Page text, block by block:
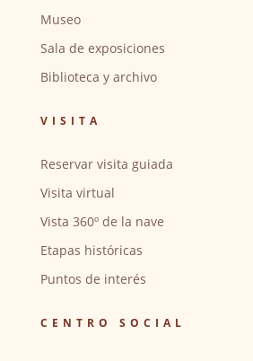
Museo
Sala de exposiciones
Biblioteca y archivo
VISITA
Reservar visita guiada
Visita virtual
Vista 360º de la nave
Etapas históricas
Puntos de interés
CENTRO SOCIAL